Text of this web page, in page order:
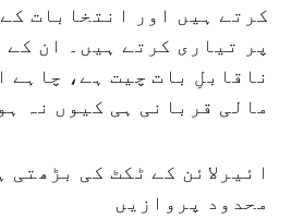
کرتے ہیں اور انتخابات
پر تیاری کرتے ہیں۔ ان کے
ناقابلِ بات چیت ہے، چاہے
مالی قربانی ہی کیوں نہ
ائیرلائن کے ٹکٹ کی بڑھتی
محدود پروازیں